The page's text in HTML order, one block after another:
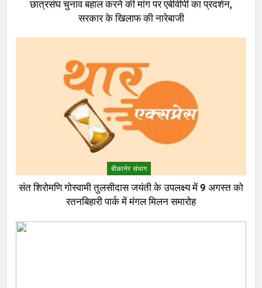
छात्रसंघ चुनाव बहाल करने की मांग पर एबीवीपी का प्रदर्शन,
सरकार के खिलाफ की नारेबाजी
बीकानेर संभाग
संत शिरोमणि गोस्वामी तुलसीदास जयंती के उपलक्ष्य में 9 अगस्त को
रतनबिहारी पार्क में मंगल मिलन समारोह